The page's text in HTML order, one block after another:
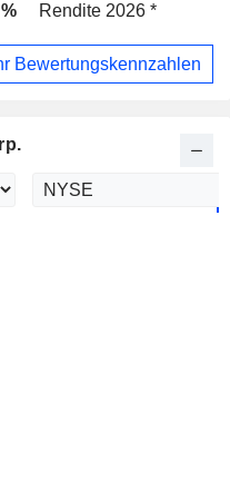
Rendite 2026 *
Bewertungskennzahlen